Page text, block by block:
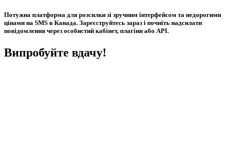
Потужна платформа для розсилки зі зручним інтерфейсом та недорогими
цінами на SMS в Канада. Зареєструйтесь зараз і почніть надсилати
повідомлення через особистий кабінет, плагіни або API.
Випробуйте вдачу!